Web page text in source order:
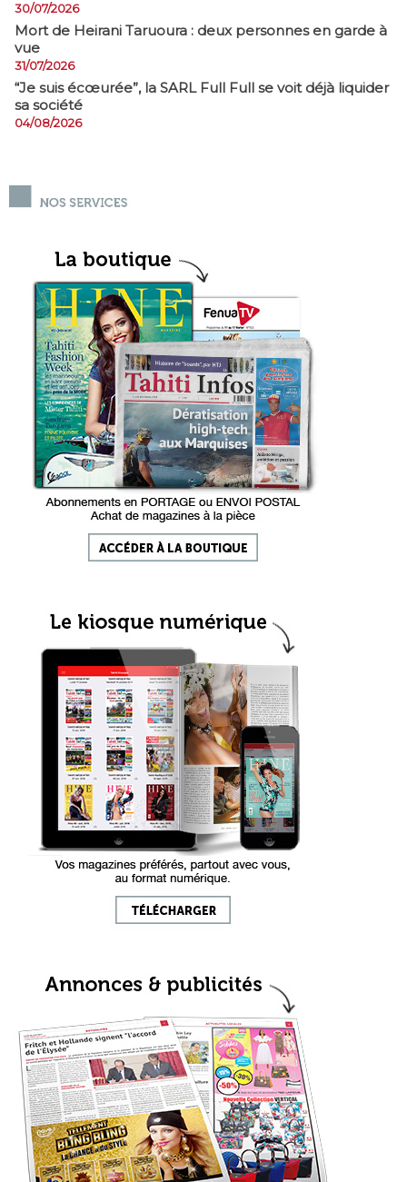
30/07/2026
Mort de Heirani Taruoura : deux personnes en garde à
vue
31/07/2026
​“Je suis écœurée”, la SARL Full Full se voit déjà liquider
sa société
04/08/2026